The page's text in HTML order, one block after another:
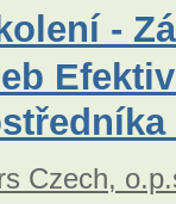
-
Czech,